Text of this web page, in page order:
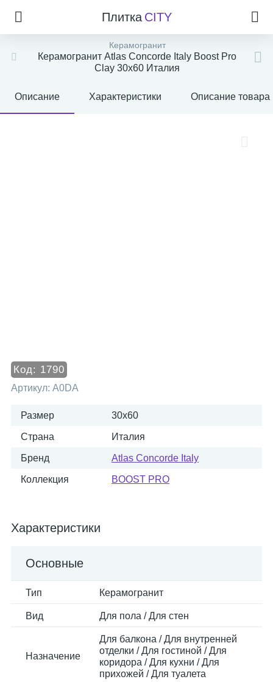
Плитка CITY
Керамогранит
Керамогранит Atlas Concorde Italy Boost Pro
Clay 30x60 Италия
Описание Характеристики Описание товара
Код: 1790
Артикул: A0DA
Размер 30x60
Страна Италия
Бренд Atlas Concorde Italy
Коллекция BOOST PRO
Характеристики
Основные
Тип Керамогранит
Вид Для пола / Для стен
Назначение
Для балкона / Для внутренней
отделки / Для гостиной / Для
коридора / Для кухни / Для
прихожей / Для туалета